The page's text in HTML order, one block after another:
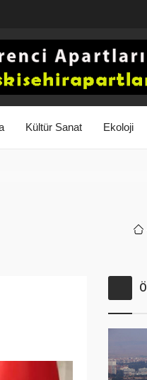
Kültür Sanat Ekoloji